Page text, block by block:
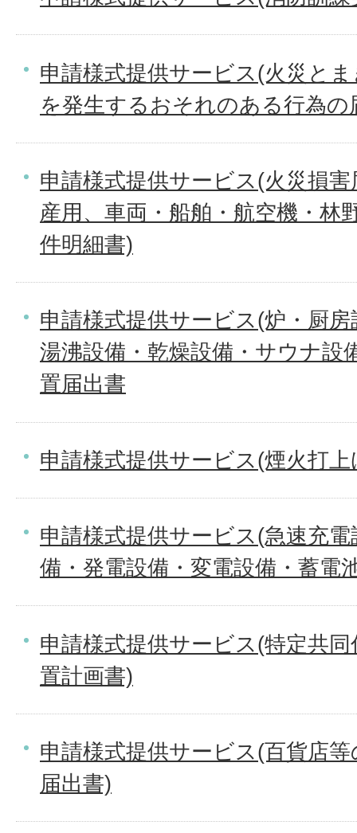
申請様式提供サービス(火災と
を発生するおそれのある行為の
申請様式提供サービス(火災損
産用、車両・船舶・航空機・林
件明細書)
申請様式提供サービス(炉・厨
湯沸設備・乾燥設備・サウナ設
置届出書
申請様式提供サービス(煙火打
申請様式提供サービス(急速充
備・発電設備・変電設備・蓄電
申請様式提供サービス(特定共
置計画書)
申請様式提供サービス(百貨店
届出書)